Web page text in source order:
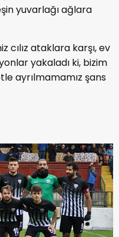
yuvarlağı ağlara
cılız ataklara karşı, ev
yakaladı ki, bizim
ayrılmamamız şans